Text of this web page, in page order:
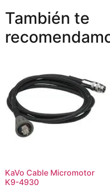
También te
KaVo Cable Micromotor
K9-4930